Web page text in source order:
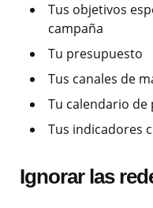
Tus objetivos
campaña
Tu presupuesto
Tus canales de
Tu calendario de
Tus indicadores
Ignorar las